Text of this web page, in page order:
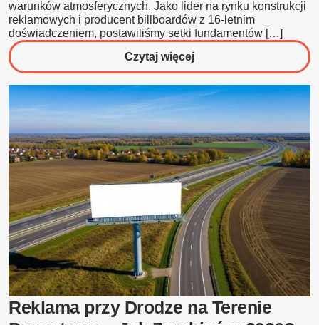
warunków atmosferycznych. Jako lider na rynku konstrukcji
reklamowych i producent billboardów z 16-letnim
doświadczeniem, postawiliśmy setki fundamentów […]
Czytaj więcejo
Fundament
pod
billboard
rodzaje,
wymiary,
koszty
wykopów
Reklama przy Drodze na Terenie